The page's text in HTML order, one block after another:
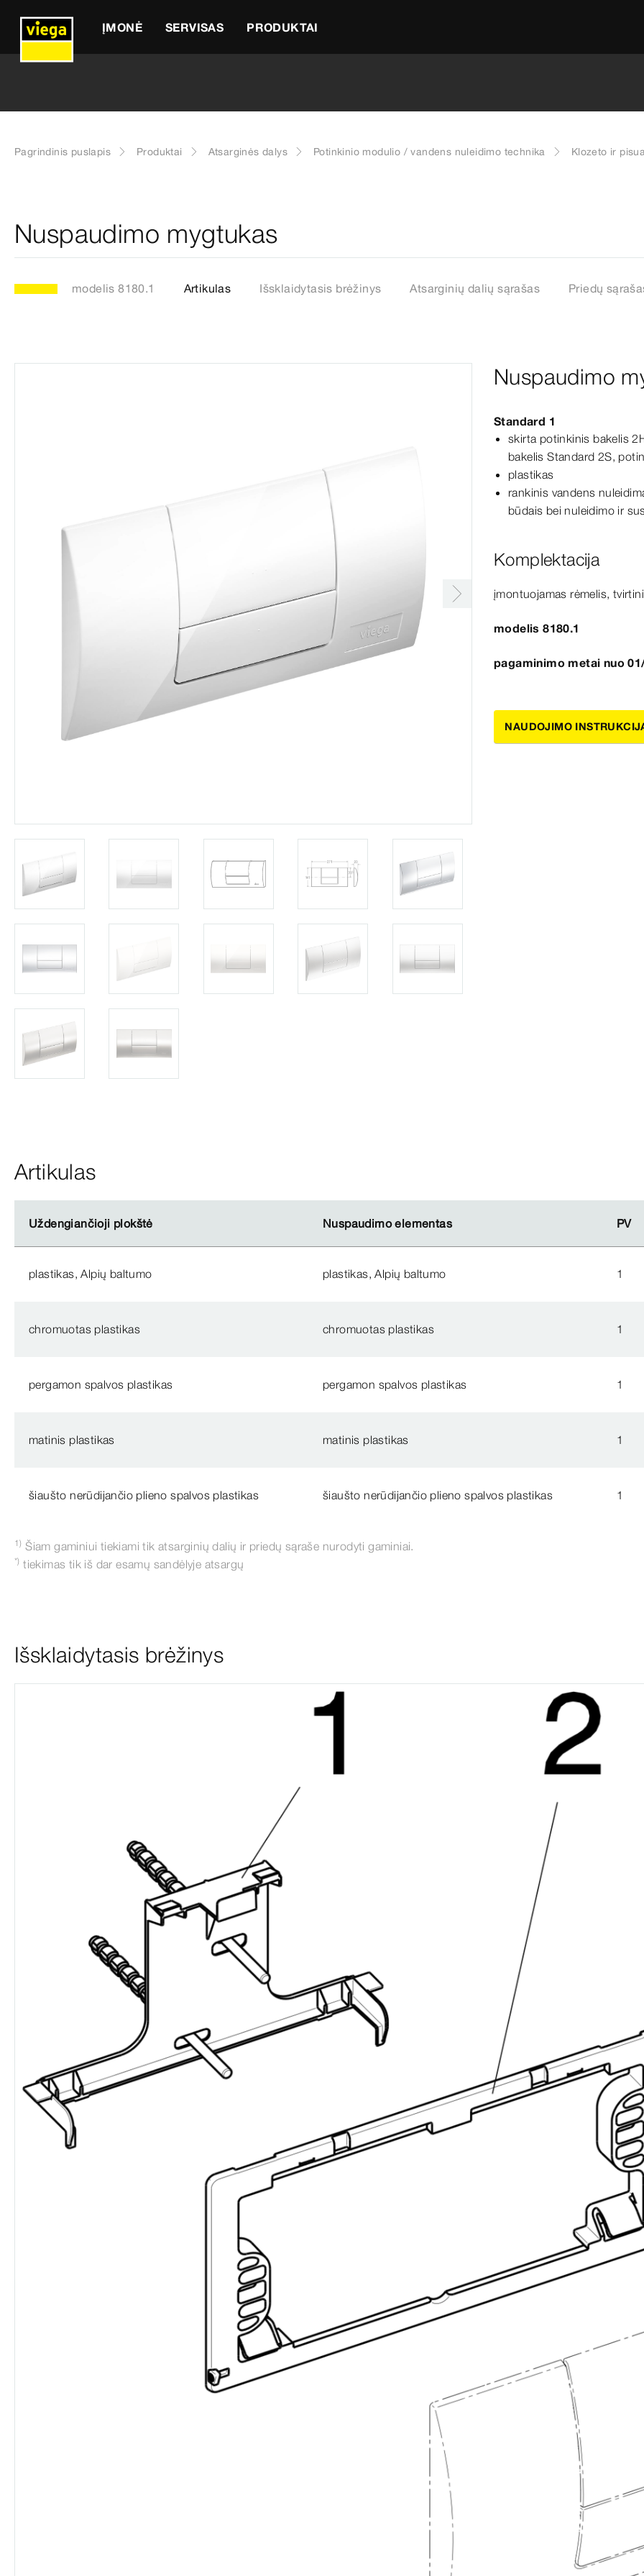
ĮMONĖ SERVISAS PRODUKTAI
Pagrindinis puslapis Produktai Atsarginės dalys Potinkinio modulio / vandens nuleidimo technika Klozeto ir
Nuspaudimo mygtukas
modelis 8180.1 Artikulas Išsklaidytasis brėžinys Atsarginių dalių sąrašas Priedų
Nuspaudimo
Standard 1
skirta potinkinis bakelis
bakelisStandard 2S,
plastikas
rankinis vandens
būdais bei nuleidimo ir
Komplektacija
įmontuojamas rėmelis,
modelis 8180.1
pagaminimo metai nuo
NAUDOJIMO
Artikulas
Uždengiančioji plokštė Nuspaudimo elementas PV
Uždengiančioji plokštė Nuspaudimo elementas PV
plastikas, Alpių baltumo plastikas, Alpių baltumo 1
chromuotas plastikas chromuotas plastikas 1
pergamon spalvos plastikas pergamon spalvos plastikas 1
matinis plastikas matinis plastikas 1
šiaušto nerūdijančio plieno spalvos plastikas šiaušto nerūdijančio plieno spalvos plastikas 1
1) Šiam gaminiui tiekiami tik atsarginių dalių ir priedų sąraše nurodyti gaminiai.
*) tiekimas tik iš dar esamų sandėlyje atsargų
Išsklaidytasis brėžinys